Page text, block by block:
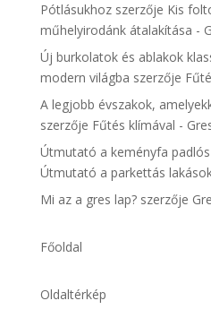
Pótlásukhozszerzője Kis
műhelyirodánk átalakítása -
Új burkolatok és ablakok
modern világba szerzője
A legjobb évszakok,
szerzője Fűtés klímával -
Útmutató a keményfa
Útmutató a parkettás
Mi az a gres lap?szerzője
Főoldal
Oldaltérkép